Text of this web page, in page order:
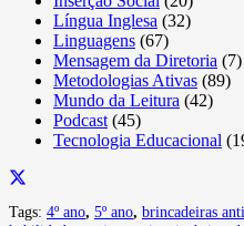
Língua Inglesa (32)
Linguagens (67)
Mensagem da Diretoria (7)
Metodologias Ativas (89)
Mundo da Leitura (42)
Podcast (45)
Tecnologia Educacional
Tags: 4º ano, 5º ano, brincadeiras